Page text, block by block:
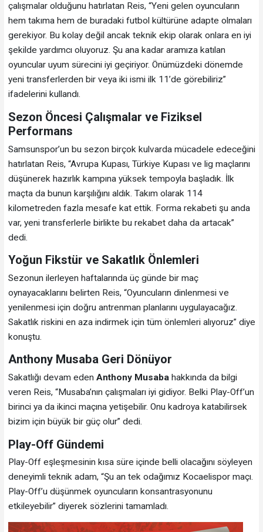
çalışmalar olduğunu hatırlatan Reis, “Yeni gelen oyuncuların
hem takıma hem de buradaki futbol kültürüne adapte olmaları
gerekiyor. Bu kolay değil ancak teknik ekip olarak onlara en iyi
şekilde yardımcı oluyoruz. Şu ana kadar aramıza katılan
oyuncular uyum sürecini iyi geçiriyor. Önümüzdeki dönemde
yeni transferlerden bir veya iki ismi ilk 11’de görebiliriz”
ifadelerini kullandı.
Sezon Öncesi Çalışmalar ve Fiziksel
Performans
Samsunspor’un bu sezon birçok kulvarda mücadele edeceğini
hatırlatan Reis, “Avrupa Kupası, Türkiye Kupası ve lig maçlarını
düşünerek hazırlık kampına yüksek tempoyla başladık. İlk
maçta da bunun karşılığını aldık. Takım olarak 114
kilometreden fazla mesafe kat ettik. Forma rekabeti şu anda
var, yeni transferlerle birlikte bu rekabet daha da artacak”
dedi.
Yoğun Fikstür ve Sakatlık Önlemleri
Sezonun ilerleyen haftalarında üç günde bir maç
oynayacaklarını belirten Reis, “Oyuncuların dinlenmesi ve
yenilenmesi için doğru antrenman planlarını uygulayacağız.
Sakatlık riskini en aza indirmek için tüm önlemleri alıyoruz” diye
konuştu.
Anthony Musaba Geri Dönüyor
Sakatlığı devam eden Anthony Musabahakkında da bilgi
veren Reis, “Musaba’nın çalışmaları iyi gidiyor. Belki Play-Off’un
birinci ya da ikinci maçına yetişebilir. Onu kadroya katabilirsek
bizim için büyük bir güç olur” dedi.
Play-Off Gündemi
Play-Off eşleşmesinin kısa süre içinde belli olacağını söyleyen
deneyimli teknik adam, “Şu an tek odağımız Kocaelispor maçı.
Play-Off’u düşünmek oyuncuların konsantrasyonunu
etkileyebilir” diyerek sözlerini tamamladı.